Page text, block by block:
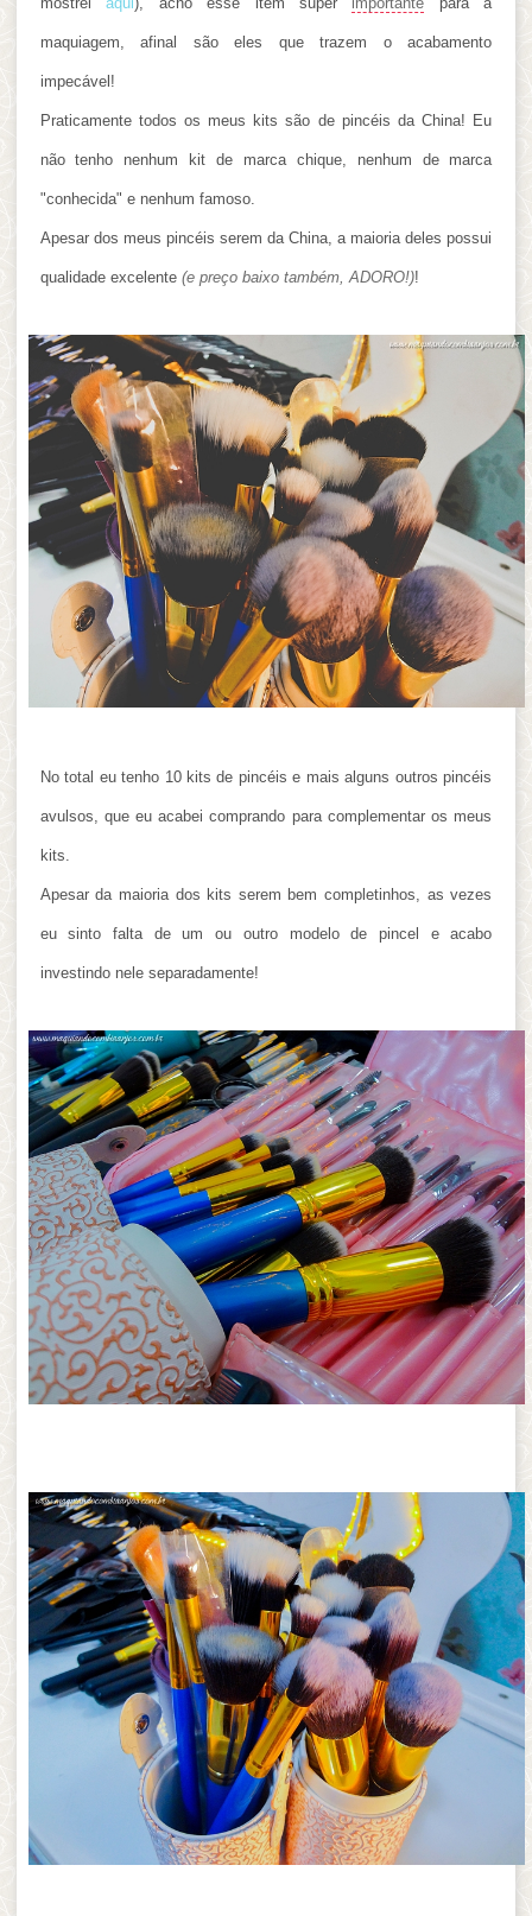
maquiagem, afinal são eles que trazem o acabamento
impecável!
Praticamente todos os meus kits são de pincéis da China! Eu
não tenho nenhum kit de marca chique, nenhum de marca
"conhecida" e nenhum famoso.
Apesar dos meus pincéis serem da China, a maioria deles possui
qualidade excelente (e preço baixo também, ADORO!)!
No total eu tenho 10 kits de pincéis e mais alguns outros pincéis
avulsos, que eu acabei comprando para complementar os meus
kits.
Apesar da maioria dos kits serem bem completinhos, as vezes
eu sinto falta de um ou outro modelo de pincel e acabo
investindo nele separadamente!